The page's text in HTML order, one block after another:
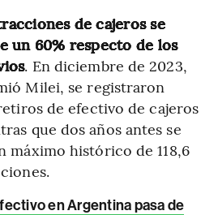
de cajeros se
un 60% respecto de los
. En diciembre de 2023,
Milei, se registraron
de efectivo de cajeros
que dos años antes se
máximo histórico de 118,6
en Argentina pasa de